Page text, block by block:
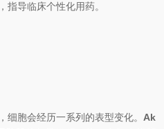
指导临床个性化用药。
胞会经历一系列的表型变化。 Ak